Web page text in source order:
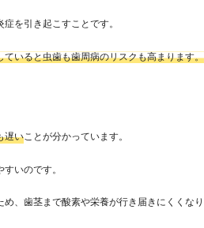
を引き起こすことです。
いると虫歯も歯周病のリスクも高まります。
遅いことが分かっています。
いのです。
、歯茎まで酸素や栄養が行き届きにくくなり